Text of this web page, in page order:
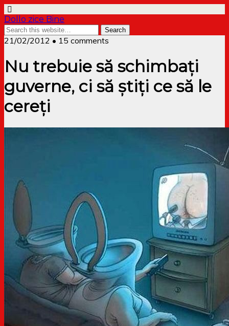
Dollo zice Bine
21/02/2012 • 15 comments
Nu trebuie să schimbați
guverne, ci să știți ce să le
cereți